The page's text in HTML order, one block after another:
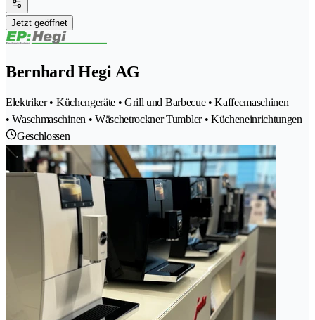
Jetzt geöffnet
Bernhard Hegi AG
Elektriker • Küchengeräte • Grill und Barbecue • Kaffeemaschinen
• Waschmaschinen • Wäschetrockner Tumbler • Kücheneinrichtungen
Geschlossen